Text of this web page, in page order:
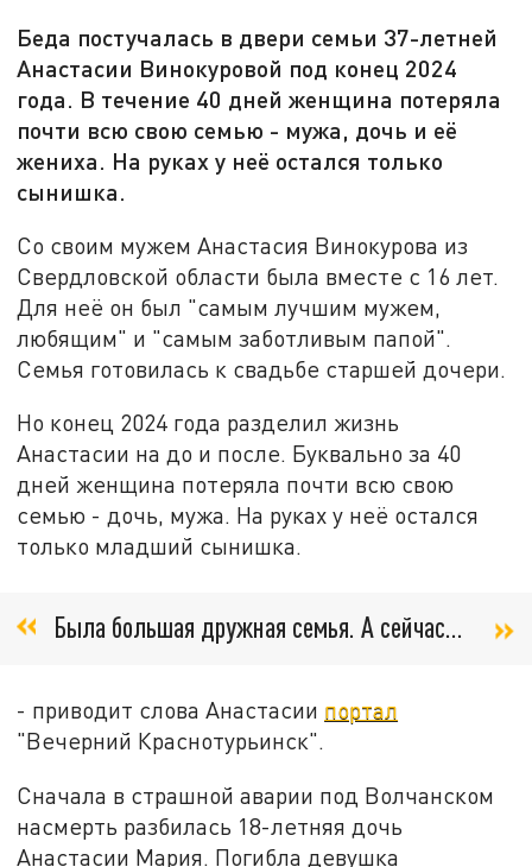
Беда постучалась в двери семьи 37-летней
Анастасии Винокуровой под конец 2024
года. В течение 40 дней женщина потеряла
почти всю свою семью - мужа, дочь и её
жениха. На руках у неё остался только
сынишка.
Со своим мужем Анастасия Винокурова из
Свердловской области была вместе с 16 лет.
Для неё он был "самым лучшим мужем,
любящим" и "самым заботливым папой".
Семья готовилась к свадьбе старшей дочери.
Но конец 2024 года разделил жизнь
Анастасии на до и после. Буквально за 40
дней женщина потеряла почти всю свою
семью - дочь, мужа. На руках у неё остался
только младший сынишка.
Была большая дружная семья. А сейчас…
- приводит слова Анастасии портал
"Вечерний Краснотурьинск".
Сначала в страшной аварии под Волчанском
насмерть разбилась 18-летняя дочь
Анастасии Мария. Погибла девушка